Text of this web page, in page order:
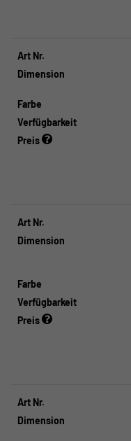
Art Nr.
Dimension
Farbe
Verfügbarkeit
Preis
Art Nr.
Dimension
Farbe
Verfügbarkeit
Preis
Art Nr.
Dimension